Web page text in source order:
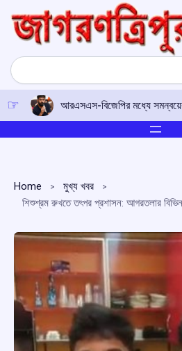
content
Search
আরএসএস-বিজেপির মধ্যে
Home
মুখ্য খবর